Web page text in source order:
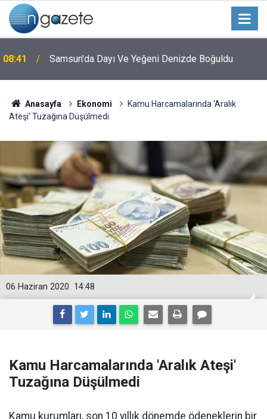
08:41 Samsun'da Dayı Ve Yeğeni Denizde Boğuldu
Anasayfa Ekonomi
Kamu Harcamalarında 'Aralık
Ateşi' Tuzağına Düşülmedi
14:48
06 Haziran 2020
Kamu Harcamalarında 'Aralık Ateşi'
Tuzağına Düşülmedi
Kamu kurumları, son 10 yıllık dönemde ödeneklerin bir